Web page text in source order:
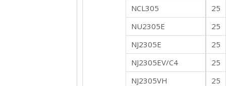
NCL305
25
NU2305E
25
NJ2305E
25
NJ2305EV/C4
25
NJ2305VH
25